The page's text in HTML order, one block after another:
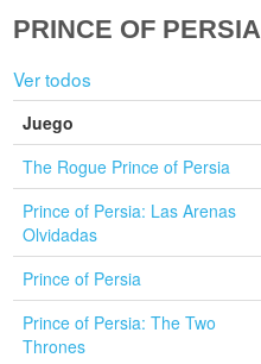
PRINCE OF PERSIA
Ver todos
Juego
The Rogue Prince of Persia
Prince of Persia: Las Arenas
Olvidadas
Prince of Persia
Prince of Persia: The Two
Thrones